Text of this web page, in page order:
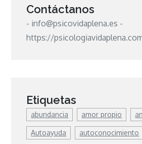
Contáctanos
- info@psicovidaplena.es -
https://
Etiquetas
abundancia amor propio
Autoayuda autoconocimiento